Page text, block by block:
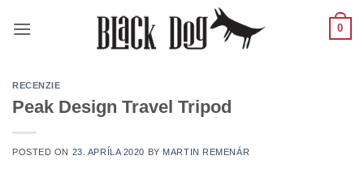
0
RECENZIE
Peak Design Travel Tripod
POSTED ON 23. APRÍLA 2020 BY MARTIN REMENÁR